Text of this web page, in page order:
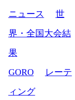
ニュース
世
界・全国大会結
果
GORO
レーテ
ィング